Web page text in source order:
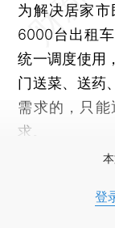
为解决居家
6000台出租
统一调度使用
门送菜、送药
需求的，只
求。
登